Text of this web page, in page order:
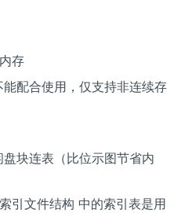
存
配合使用，仅支持非连续存
块连表（比位示图节省内
引文件结构 中的索引表是用